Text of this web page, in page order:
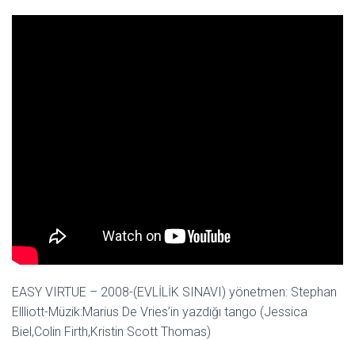
EASY VIRTUE – 2008-(EVLİLİK SINAVI) yönetmen: Stephan
Ellliott-Müzik:Marius De Vries’in yazdığı tango (Jessica
Biel,Colin Firth,Kristin Scott Thomas)